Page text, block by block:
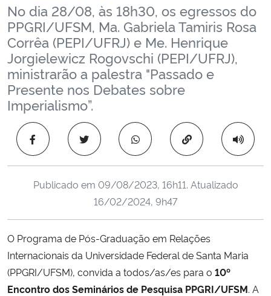
Ministério da Educação
Ministério da Cidadania
Ministério da Saúde
Ministério de Minas e Energia
Ministério da Ciência, Tecnologia, Inovações e Comunicações
Ministério do Meio Ambiente
Ministério do Desenvolvimento Regional
Controladoria-Geral da União
No dia 28/08, às 18h30, os egressos do
PPGRI/UFSM, Ma. Gabriela Tamiris Rosa
Corrêa (PEPI/UFRJ) e Me. Henrique
Jorgielewicz Rogovschi (PEPI/UFRJ),
ministrarão a palestra "Passado e
Presente nos Debates sobre
Imperialismo”.
Copiar para área
Publicado em 09/08/2023, 16h11. Atualizado
16/02/2024, 9h47
O Programa de Pós-Graduação em Relações
Internacionais da Universidade Federal de Santa Maria
(PPGRI/UFSM), convida a todos/as/es para o 10º
Encontro dos Seminários de Pesquisa PPGRI/UFSM. A